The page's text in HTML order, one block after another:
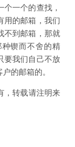
一个的查找，
用的邮箱，我们
不到邮箱，那就
锲而不舍的精
要我们自己不放
的邮箱的。
，转载请注明来